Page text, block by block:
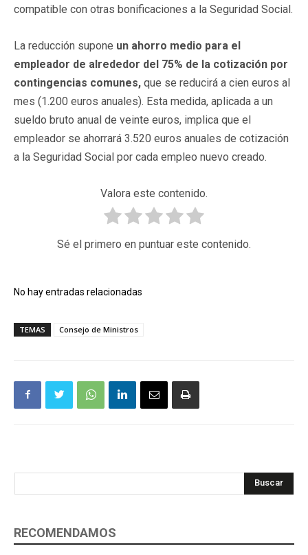
compatible con otras bonificaciones a la Seguridad Social.
La reducción supone un ahorro medio para el
empleador de alrededor del 75% de la cotización por
contingencias comunes, que se reducirá a cien euros al
mes (1.200 euros anuales). Esta medida, aplicada a un
sueldo bruto anual de veinte euros, implica que el
empleador se ahorrará 3.520 euros anuales de cotización
a la Seguridad Social por cada empleo nuevo creado.
Valora este contenido.
Sé el primero en puntuar este contenido.
No hay entradas relacionadas
TEMAS Consejo de Ministros
Buscar
RECOMENDAMOS